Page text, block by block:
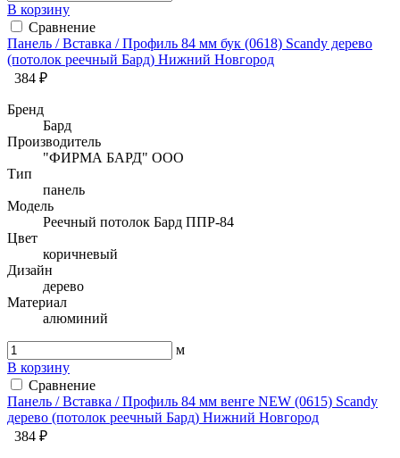
В корзину
Сравнение
Панель / Вставка / Профиль 84 мм бук (0618) Sсandy дерево
(потолок реечный Бард) Нижний Новгород
384 ₽
Бренд
Бард
Производитель
"ФИРМА БАРД" ООО
Тип
панель
Модель
Реечный потолок Бард ППР-84
Цвет
коричневый
Дизайн
дерево
Материал
алюминий
м
В корзину
Сравнение
Панель / Вставка / Профиль 84 мм венге NEW (0615) Sсandy
дерево (потолок реечный Бард) Нижний Новгород
384 ₽